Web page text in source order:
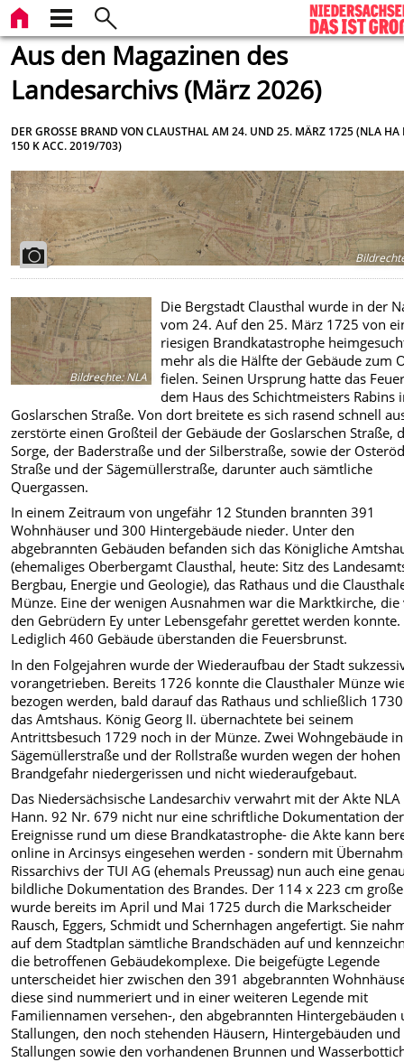
Aus den Magazinen des
Landesarchivs (März 2026)
DER GROSSE BRAND VON CLAUSTHAL AM 24. UND 25. MÄRZ 1725 (NLA HA
50 K ACC. 2019/703)
Bildrechte:NLA
Die Bergstadt Clausthal wurde in der
vom 24. Auf den 25. März 1725 von
riesigen Brandkatastrophe
mehr als die Hälfte der Gebäude zum
fielen. Seinen Ursprung hatte das
dem Haus des Schichtmeisters Rabins
Goslarschen Straße. Von dort breitete es sich rasend schnell
zerstörte einen Großteil der Gebäude der Goslarschen Straße,
Sorge, der Baderstraße und der Silberstraße, sowie der
Straße und der Sägemüllerstraße, darunter auch sämtliche
Quergassen.
In einem Zeitraum von ungefähr 12 Stunden brannten 391
Wohnhäuser und 300 Hintergebäude nieder. Unter den
abgebrannten Gebäuden befanden sich das Königliche
(ehemaliges Oberbergamt Clausthal, heute: Sitz des
Bergbau, Energie und Geologie), das Rathaus und die
Münze. Eine der wenigen Ausnahmen war die Marktkirche, die
den Gebrüdern Ey unter Lebensgefahr gerettet werden konnte.
Lediglich 460 Gebäude überstanden die Feuersbrunst.
In den Folgejahren wurde der Wiederaufbau der Stadt
vorangetrieben. Bereits 1726 konnte die Clausthaler Münze
bezogen werden, bald darauf das Rathaus und schließlich
das Amtshaus. König Georg II. übernachtete bei seinem
Antrittsbesuch 1729 noch in der Münze. Zwei Wohngebäude
Sägemüllerstraße und der Rollstraße wurden wegen der hohen
Brandgefahr niedergerissen und nicht wiederaufgebaut.
Das Niedersächsische Landesarchiv verwahrt mit der Akte NLA
Hann. 92 Nr. 679 nicht nur eine schriftliche Dokumentation der
Ereignisse rund um diese Brandkatastrophe- die Akte kann
online in Arcinsys eingesehen werden - sondern mit
Rissarchivs der TUI AG (ehemals Preussag) nun auch eine
bildliche Dokumentation des Brandes. Der 114 x 223 cm große
wurde bereits im April und Mai 1725 durch die Markscheider
Rausch, Eggers, Schmidt und Schernhagen angefertigt. Sie
auf dem Stadtplan sämtliche Brandschäden auf und
die betroffenen Gebäudekomplexe. Die beigefügte Legende
unterscheidet hier zwischen den 391 abgebrannten
diese sind nummeriert und in einer weiteren Legende mit
Familiennamen versehen-, den abgebrannten Hintergebäuden
Stallungen, den noch stehenden Häusern, Hintergebäuden und
Stallungen sowie den vorhandenen Brunnen und